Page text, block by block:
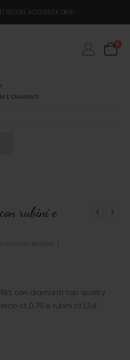
SICURI, ACQUISTA ORA!
0
E DIAMANTI
rubini e
con diamanti top quality
ct.0,76 e rubini ct.1,34.